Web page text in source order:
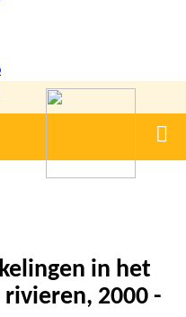
in het
2000 -